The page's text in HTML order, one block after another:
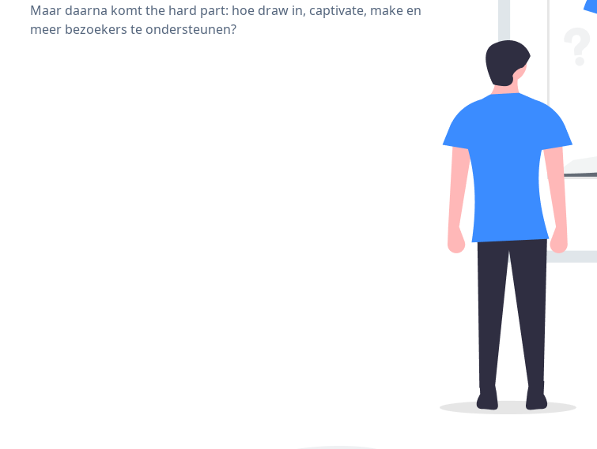
Maar daarna komt the hard part: hoe draw in, captivate, make en
meer bezoekers te ondersteunen?